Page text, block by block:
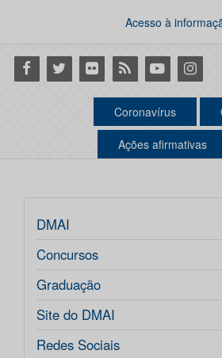
Acesso à
Facebook
Twitter Flickr RSS Youtube
Coronavírus
Ações afirmativas
DMAI
Concursos
Graduação
Site do DMAI
Redes Sociais